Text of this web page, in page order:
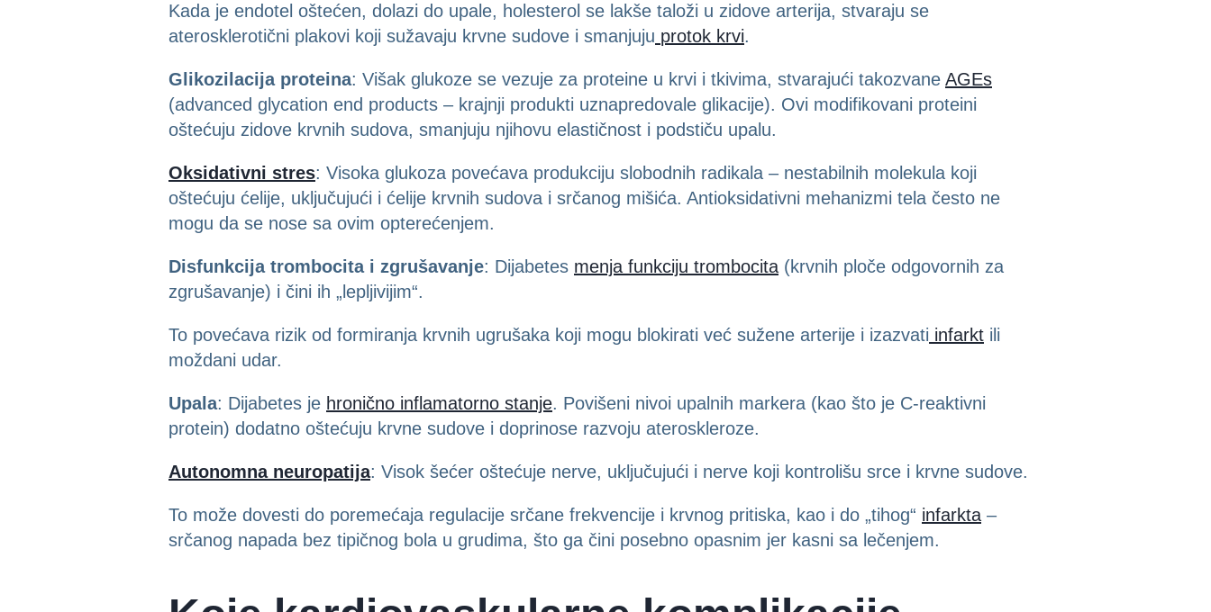
Kada je endotel oštećen, dolazi do upale, holesterol se lakše taloži u zidove arterija, stvaraju se
aterosklerotični plakovi koji sužavaju krvne sudove i smanjuju protok krvi.
Glikozilacija proteina: Višak glukoze se vezuje za proteine u krvi i tkivima, stvarajući takozvane AGEs
(advanced glycation end products – krajnji produkti uznapredovale glikacije). Ovi modifikovani proteini
oštećuju zidove krvnih sudova, smanjuju njihovu elastičnost i podstiču upalu.
Oksidativni stres: Visoka glukoza povećava produkciju slobodnih radikala – nestabilnih molekula koji
oštećuju ćelije, uključujući i ćelije krvnih sudova i srčanog mišića. Antioksidativni mehanizmi tela često ne
mogu da se nose sa ovim opterećenjem.
Disfunkcija trombocita i zgrušavanje: Dijabetes menja funkciju trombocita (krvnih ploče odgovornih za
zgrušavanje) i čini ih „lepljivijim“.
To povećava rizik od formiranja krvnih ugrušaka koji mogu blokirati već sužene arterije i izazvati infarkt ili
moždani udar.
Upala: Dijabetes je hronično inflamatorno stanje. Povišeni nivoi upalnih markera (kao što je C-reaktivni
protein) dodatno oštećuju krvne sudove i doprinose razvoju ateroskleroze.
Autonomna neuropatija: Visok šećer oštećuje nerve, uključujući i nerve koji kontrolišu srce i krvne sudove.
To može dovesti do poremećaja regulacije srčane frekvencije i krvnog pritiska, kao i do „tihog“ infarkta –
srčanog napada bez tipičnog bola u grudima, što ga čini posebno opasnim jer kasni sa lečenjem.